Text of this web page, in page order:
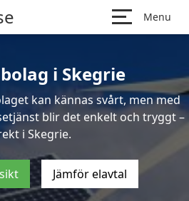
Menu
i Skegrie
kan kännas svårt, men med
blir det enkelt och tryggt –
i Skegrie.
Jämför elavtal